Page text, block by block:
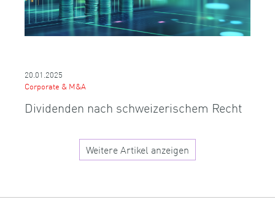
20.01.2025
Corporate & M&A
Dividenden nach schweizerischem Recht
Weitere Artikel anzeigen